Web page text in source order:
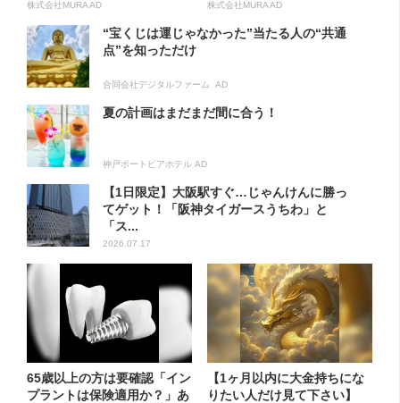
方...
株式会社MURA AD 株式会社MURA AD
“宝くじは運じゃなかった”当たる人の“共通
点”を知っただけ
合同会社デジタルファーム AD
夏の計画はまだまだ間に合う！
神戸ポートピアホテル AD
【1日限定】大阪駅すぐ…じゃんけんに勝っ
てゲット！「阪神タイガースうちわ」と
「ス...
2026.07.17
65歳以上の方は要確認「イン
プラントは保険適用か？」あ
【1ヶ月以内に大金持ちにな
りたい人だけ見て下さい】